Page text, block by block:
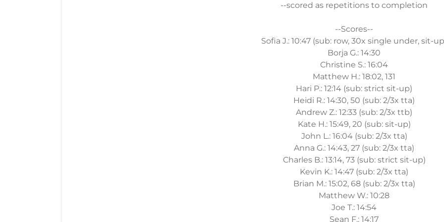
--scored as repetitions to completion
--Scores--
Sofia J.: 10:47 (sub: row, 30x single under, sit-
Borja G.: 14:30
Christine S.: 16:04
Matthew H.: 18:02, 131
Hari P.: 12:14 (sub: strict sit-up)
Heidi R.: 14:30, 50 (sub: 2/3x tta)
Andrew Z.: 12:33 (sub: 2/3x ttb)
Kate H.: 15:49, 20 (sub: sit-up)
John L.: 16:04 (sub: 2/3x tta)
Anna G.: 14:43, 27 (sub: 2/3x tta)
Charles B.: 13:14, 73 (sub: strict sit-up)
Kevin K.: 14:47 (sub: 2/3x tta)
Brian M.: 15:02, 68 (sub: 2/3x tta)
Matthew W.: 10:28
Joe T.: 14:54
Sean F.: 14:17